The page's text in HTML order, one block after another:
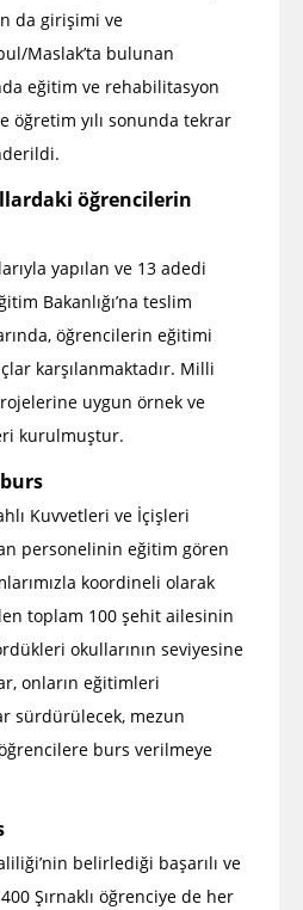
da girişimi ve
Maslak’ta bulunan
eğitim ve rehabilitasyon
öğretim yılı sonunda tekrar
öğrencilerin
yapılan ve 13 adedi
Bakanlığı’na teslim
öğrencilerin eğitimi
karşılanmaktadır. Milli
uygun örnek ve
kurulmuştur.
Kuvvetleri ve İçişleri
personelinin eğitim gören
koordineli olarak
toplam 100 şehit ailesinin
okullarının seviyesine
onların eğitimleri
sürdürülecek, mezun
burs verilmeye
belirlediği başarılı ve
Şırnaklı öğrenciye de her